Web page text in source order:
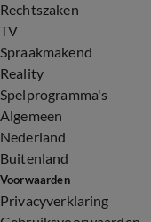
Rechtszaken
TV
Spraakmakend
Reality
Spelprogramma's
Algemeen
Nederland
Buitenland
Voorwaarden
Privacyverklaring